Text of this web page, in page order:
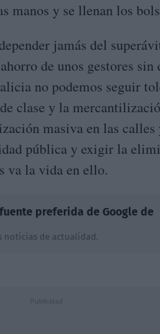
manos y se llenan los
jamás del
de unos gestores sin
no podemos seguir
clase y la
masiva en las calles
pública y exigir la
va la vida en ello.
preferida de Google de
noticias de actualidad.